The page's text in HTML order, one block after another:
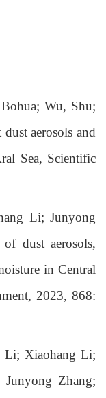
Wu, Shu;
aerosols and
Sea, Scientific
Li; Junyong
dust aerosols,
in Central
2023, 868:
Xiaohang Li;
Zhang;